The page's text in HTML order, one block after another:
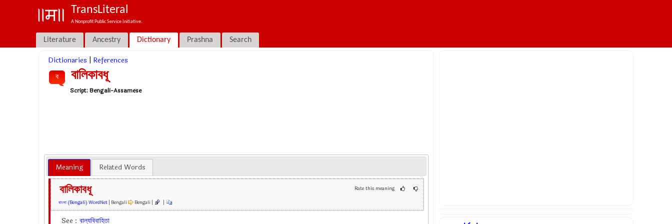
TransLiteral
A Nonprofit Public Service Initiative.
Literature Ancestry Dictionary Prashna Search
Dictionaries References
ব বালিকাবধূ
Script:Bengali-Assamese
Meaning Related Words
Rate this meaning
বালিকাবধূ
বাংলা (Bengali) WordNet| Bengali Bengali | |
See : বাল্যবিবাহিতা